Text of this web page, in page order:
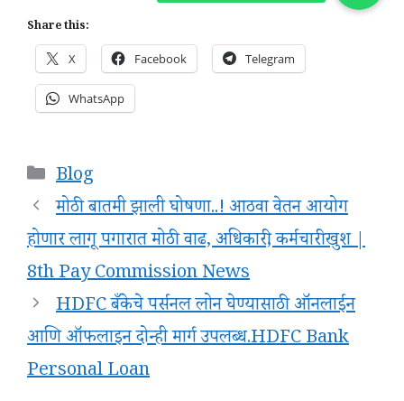
Share this:
X Facebook Telegram
WhatsApp
Categories
Blog
मोठी बातमी झाली घोषणा..! आठवा वेतन आयोग
होणार लागू पगारात मोठी वाढ, अधिकारी, कर्मचारी खुश |
8th Pay Commission News
HDFC बँकेचे पर्सनल लोन घेण्यासाठी ऑनलाईन
आणि ऑफलाइन दोन्ही मार्ग उपलब्ध.HDFC Bank
Personal Loan